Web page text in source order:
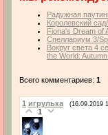
Радужная
Королевский
Fiona's Dream of
Спеллариум 3/
Вокруг света 4
the World:
Всего комментариев: 1
1 игрулька (16.09.2019
1